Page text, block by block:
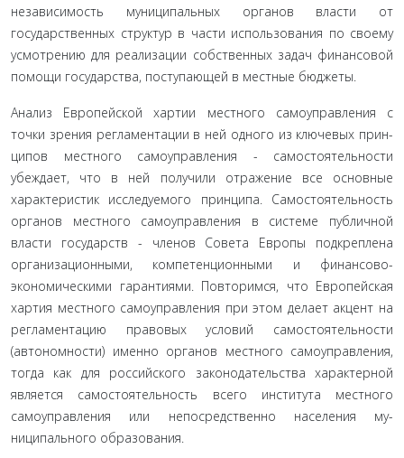
независимость муниципальных органов власти от
государственных структур в части использования по своему
усмотрению для реализации собственных задач финансовой
помощи государства, поступа­ющей в местные бюджеты.
Анализ Европейской хартии местного самоуправления с
точки зрения регламентации в ней одного из ключевых прин­
ципов местного самоуправления - самостоятельности
убежда­ет, что в ней получили отражение все основные
характеристик исследуемого принципа. Самостоятельность
органов местного самоуправления в системе публичной
власти государств - чле­нов Совета Европы подкреплена
организационными, компе­тенционными и финансово-
экономическими гарантиями. По­вторимся, что Европейская
хартия местного самоуправления при этом делает акцент на
регламентацию правовых условий самостоятельности
(автономности) именно органов местного самоуправления,
тогда как для российского законодатель­ства характерной
является самостоятельность всего института местного
самоуправления или непосредственно населения му­
ниципального образования.